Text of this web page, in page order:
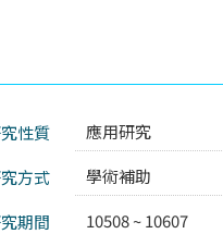
性質
應用研究
方式
學術補助
期間
10508 ~ 10607